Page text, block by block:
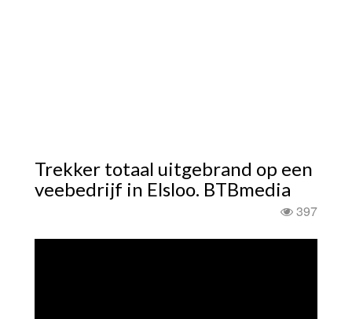
Trekker totaal uitgebrand op een
veebedrijf in Elsloo. BTBmedia
397